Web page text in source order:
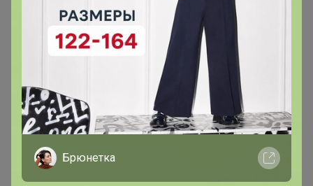
- Отличные бахилы, прочные, не протекают.
- Отличные , плотные
- Отличные искала для маникюрного кабинета,что бы
долго держали воду. Пока что полет нормальный,
объеме
Брюнетка